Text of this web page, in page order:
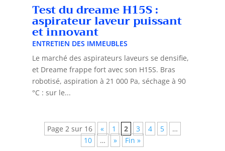
Test du dreame H15S :
aspirateur laveur puissant
et innovant
ENTRETIEN DES IMMEUBLES
Le marché des aspirateurs laveurs se densifie,
et Dreame frappe fort avec son H15S. Bras
robotisé, aspiration à 21 000 Pa, séchage à 90
°C : sur le...
Page 2 sur 16 « 1 2 3 4 5
…
10
… » Fin »